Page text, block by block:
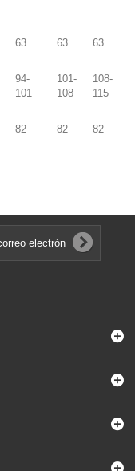
63 63 63
94-
101
101-
108
108-
115
82 82 82